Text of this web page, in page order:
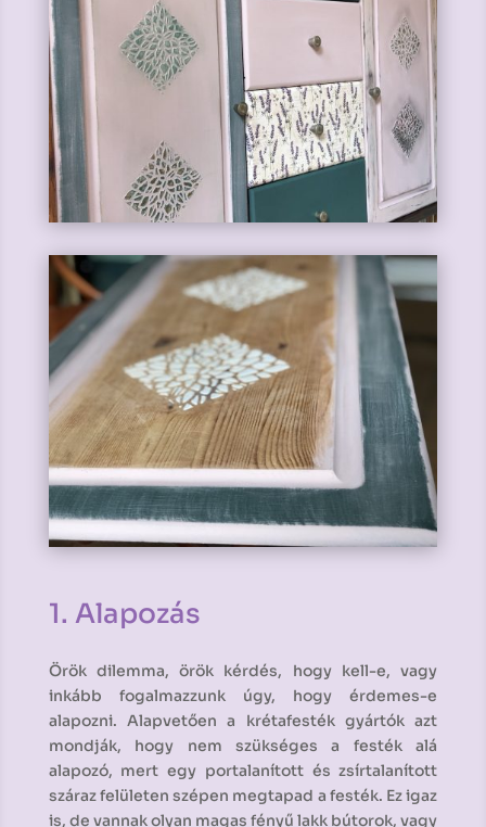
1. Alapozás
Örök dilemma, örök kérdés, hogy kell-e, vagy
inkább fogalmazzunk úgy, hogy érdemes-e
alapozni. Alapvetően a krétafesték gyártók azt
mondják, hogy nem szükséges a festék alá
alapozó, mert egy portalanított és zsírtalanított
száraz felületen szépen megtapad a festék. Ez igaz
is, de vannak olyan magas fényű lakk bútorok, vagy